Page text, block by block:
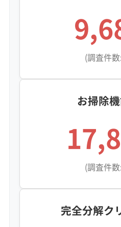
(調査件
お掃除
(調査件
完全分解ク